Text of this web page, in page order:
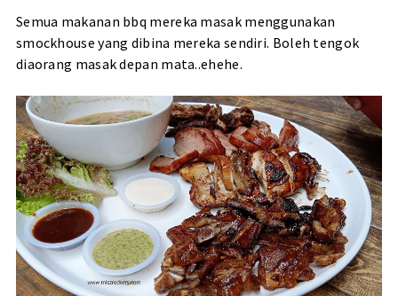
Semua makanan bbq mereka masak menggunakan
smockhouse yang dibina mereka sendiri. Boleh tengok
diaorang masak depan mata..ehehe.